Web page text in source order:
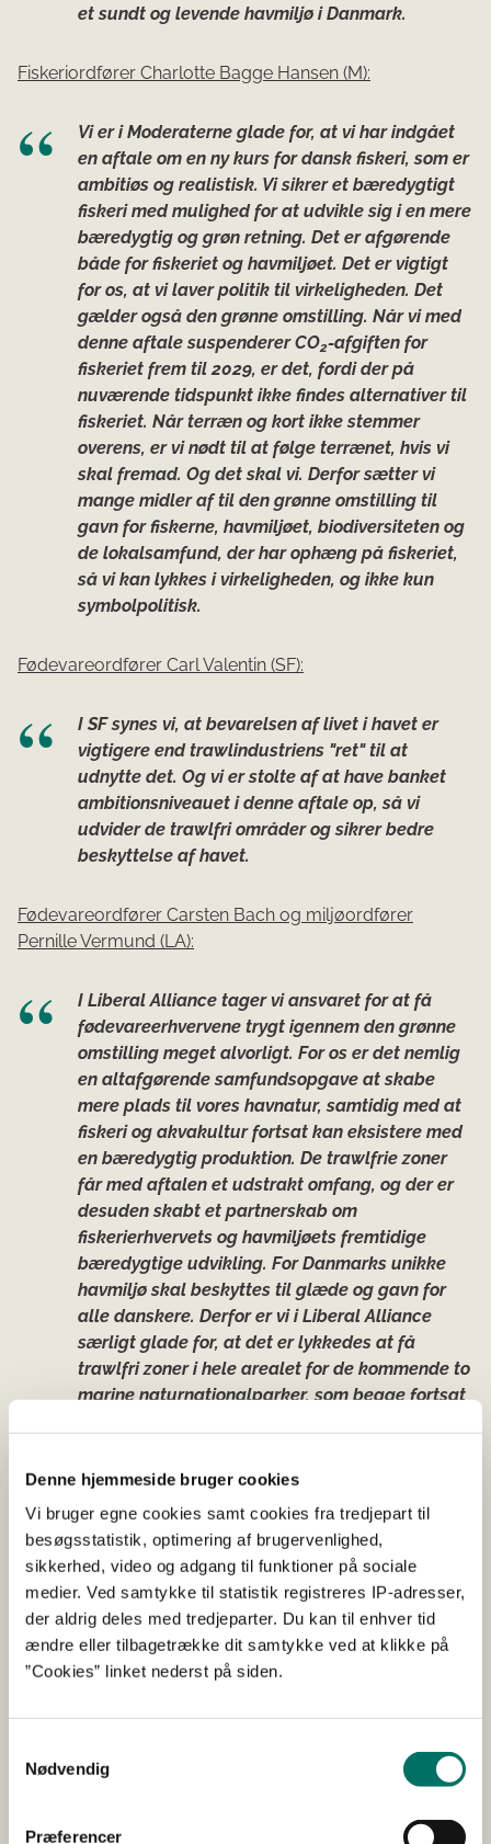
Denne hjemmeside bruger cookies
Vi bruger egne cookies samt cookies fra tredjepart til
besøgsstatistik, optimering af brugervenlighed,
sikkerhed, video og adgang til funktioner på sociale
medier. Ved samtykke til statistik registreres IP-adresser,
der aldrig deles med tredjeparter. Du kan til enhver tid
ændre eller tilbagetrække dit samtykke ved at klikke på
”Cookies” linket nederst på siden.
Nødvendig
Præferencer
et sundt og levende havmiljø i Danmark.
Fiskeriordfører Charlotte Bagge Hansen (M):
Vi er i Moderaterne glade for, at vi har indgået
en aftale om en ny kurs for dansk fiskeri, som er
ambitiøs og realistisk. Vi sikrer et bæredygtigt
fiskeri med mulighed for at udvikle sig i en mere
bæredygtig og grøn retning. Det er afgørende
både for fiskeriet og havmiljøet. Det er vigtigt
for os, at vi laver politik til virkeligheden. Det
gælder også den grønne omstilling. Når vi med
denne aftale suspenderer CO2-afgiften for
fiskeriet frem til 2029, er det, fordi der på
nuværende tidspunkt ikke findes alternativer til
fiskeriet. Når terræn og kort ikke stemmer
overens, er vi nødt til at følge terrænet, hvis vi
skal fremad. Og det skal vi. Derfor sætter vi
mange midler af til den grønne omstilling til
gavn for fiskerne, havmiljøet, biodiversiteten og
de lokalsamfund, der har ophæng på fiskeriet,
så vi kan lykkes i virkeligheden, og ikke kun
symbolpolitisk.
Fødevareordfører Carl Valentin (SF):
I SF synes vi, at bevarelsen af livet i havet er
vigtigere end trawlindustriens "ret" til at
udnytte det. Og vi er stolte af at have banket
ambitionsniveauet i denne aftale op, så vi
udvider de trawlfri områder og sikrer bedre
beskyttelse af havet.
Fødevareordfører Carsten Bach og miljøordfører
Pernille Vermund (LA):
I Liberal Alliance tager vi ansvaret for at få
fødevareerhvervene trygt igennem den grønne
omstilling meget alvorligt. For os er det nemlig
en altafgørende samfundsopgave at skabe
mere plads til vores havnatur, samtidig med at
fiskeri og akvakultur fortsat kan eksistere med
en bæredygtig produktion. De trawlfrie zoner
får med aftalen et udstrakt omfang, og der er
desuden skabt et partnerskab om
fiskerierhvervets og havmiljøets fremtidige
bæredygtige udvikling. ForDanmarks unikke
havmiljø skal beskyttes til glæde og gavn for
alle danskere. Derfor er vi i Liberal Alliance
særligt glade for, at det er lykkedes at få
trawlfri zoner i hele arealet for de kommende to
marine naturnationalparker, som begge fortsat
klapning og råstofindvinding tilsvarende
genoprettes.
Fiskeriordfører Per Larsen og klimaordfører Frederik
Bloch Münster (KF):
Det er hjerteblod for Det Konservative Folkeparti
havområder. Med denne aftale sætter vi en ny
retning, hvor både miljø, klima og erhverv
tænkes sammen, så vi i fremtiden kan spise og
trivsel.
Med denne aftale får fiskerierhvervet